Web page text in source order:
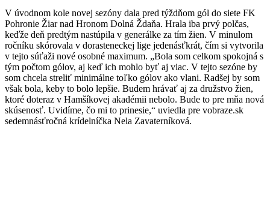
V úvodnom kole novej sezóny dala pred týždňom gól do siete FK
Pohronie Žiar nad Hronom Dolná Ždaňa. Hrala iba prvý polčas,
keďže deň predtým nastúpila v generálke za tím žien. V minulom
ročníku skórovala v dorasteneckej lige jedenásťkrát, čím si vytvorila
v tejto súťaži nové osobné maximum. „Bola som celkom spokojná s
tým počtom gólov, aj keď ich mohlo byť aj viac. V tejto sezóne by
som chcela streliť minimálne toľko gólov ako vlani. Radšej by som
však bola, keby to bolo lepšie. Budem hrávať aj za družstvo žien,
ktoré doteraz v Hamšíkovej akadémii nebolo. Bude to pre mňa nová
skúsenosť. Uvidíme, čo mi to prinesie,“ uviedla pre vobraze.sk
sedemnásťročná krídelníčka Nela Zavaterníková.